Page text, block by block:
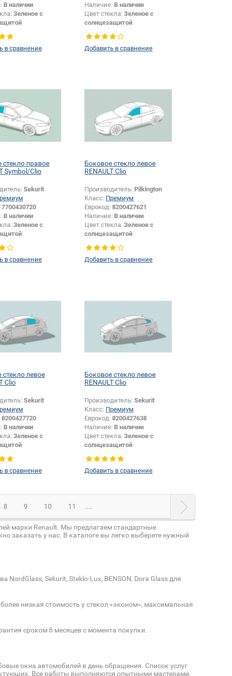
В наличии
Зеленое с
в сравнение
Наличие: В наличии
Цвет стекла:Зеленое с
солнцезащитой
правое
Изменение толщины:
Добавить в сравнение
стекло правое
Symbol/Clio
Sekurit
7700430720
В наличии
Зеленое с
размера:Да
в сравнение
Боковое стекло левое
RENAULT Clio
Производитель: Pilkington
Класс: Премиум
Еврокод:8200427621
Наличие: В наличии
Цвет стекла:Зеленое с
солнцезащитой
левое
Добавить в сравнение
стекло левое
Clio
Sekurit
8200427720
В наличии
Зеленое с
в сравнение
Боковое стекло левое
RENAULT Clio
Производитель:Sekurit
Класс: Премиум
Еврокод:8200427638
Наличие: В наличии
Цвет стекла:Зеленое с
солнцезащитой
левое
Добавить в сравнение
8 9 10 11 ....
марки Renault. Мы предлагаем стандартные
заказать у нас. В каталоге вы легко выберете нужный
Sekurit, Steklo-Lux, BENSON, Dora Glass для
низкая стоимость у стекол «эконом», максимальная
сроком 6 месяцев с момента покупки.
окна автомобилей в день обращения. Список услуг
Все работы выполняются опытными мастерами.